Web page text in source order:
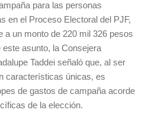
para las personas
en el Proceso Electoral del PJF,
a un monto de 220 mil 326 pesos
asunto, la Consejera
Taddei señaló que, al ser
características únicas, es
de gastos de campaña acorde
de la elección.